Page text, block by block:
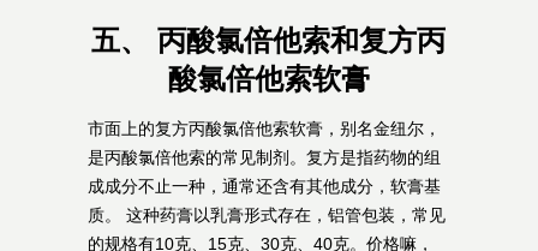
五、 丙酸氯倍他索和复方丙
酸氯倍他索软膏
市面上的复方丙酸氯倍他索软膏，别名金纽尔，
是丙酸氯倍他索的常见制剂。复方是指药物的组
成成分不止一种，通常还含有其他成分，软膏基
质。 这种药膏以乳膏形式存在，铝管包装，常见
的规格有10克、15克、30克、40克。价格嘛，